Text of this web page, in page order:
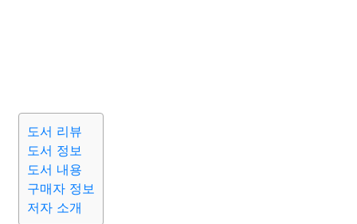
도서 리뷰
도서 정보
도서 내용
구매자 정보
저자 소개